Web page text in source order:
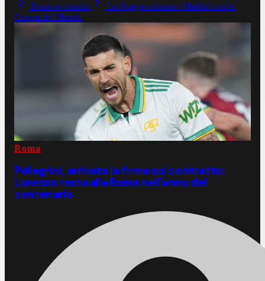
Il nuovo mondo
La Spagna ritorna a Madrid con la
Coppa del Mondo
Roma
Pellegrini, arrivata la firma sul contratto:
Lorenzo resta alla Roma nell'anno del
centenario